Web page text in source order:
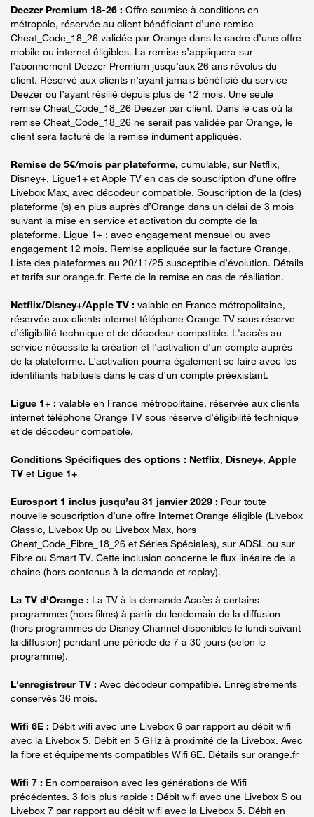
Deezer Premium 18-26 : Offre soumise à conditions en
métropole, réservée au client bénéficiant d’une remise
Cheat_Code_18_26 validée par Orange dans le cadre d’une offre
mobile ou internet éligibles. La remise s’appliquera sur
l’abonnement Deezer Premium jusqu’aux 26 ans révolus du
client. Réservé aux clients n’ayant jamais bénéficié du service
Deezer ou l’ayant résilié depuis plus de 12 mois. Une seule
remise Cheat_Code_18_26 Deezer par client. Dans le cas où la
remise Cheat_Code_18_26 ne serait pas validée par Orange, le
client sera facturé de la remise indument appliquée.
Remise de 5€/mois par plateforme, cumulable, sur Netflix,
Disney+, Ligue1+ et Apple TV en cas de souscription d’une offre
Livebox Max, avec décodeur compatible. Souscription de la (des)
plateforme (s) en plus auprès d’Orange dans un délai de 3 mois
suivant la mise en service et activation du compte de la
plateforme. Ligue 1+ : avec engagement mensuel ou avec
engagement 12 mois. Remise appliquée sur la facture Orange.
Liste des plateformes au 20/11/25 susceptible d’évolution. Détails
et tarifs sur orange.fr. Perte de la remise en cas de résiliation.
Netflix/Disney+/Apple TV : valable en France métropolitaine,
réservée aux clients internet téléphone Orange TV sous réserve
d’éligibilité technique et de décodeur compatible. L'accès au
service nécessite la création et l'activation d'un compte auprès
de la plateforme. L’activation pourra également se faire avec les
identifiants habituels dans le cas d’un compte préexistant.
Ligue 1+ : valable en France métropolitaine, réservée aux clients
internet téléphone Orange TV sous réserve d’éligibilité technique
et de décodeur compatible.
Conditions Spécifiques des options : Netflix, Disney+, Apple
TV et Ligue 1+
Eurosport 1 inclus jusqu’au 31 janvier 2029 : Pour toute
nouvelle souscription d’une offre Internet Orange éligible (Livebox
Classic, Livebox Up ou Livebox Max, hors
Cheat_Code_Fibre_18_26 et Séries Spéciales), sur ADSL ou sur
Fibre ou Smart TV. Cette inclusion concerne le flux linéaire de la
chaine (hors contenus à la demande et replay).
La TV d'Orange : La TV à la demande Accès à certains
programmes (hors films) à partir du lendemain de la diffusion
(hors programmes de Disney Channel disponibles le lundi suivant
la diffusion) pendant une période de 7 à 30 jours (selon le
programme).
L'enregistreur TV : Avec décodeur compatible. Enregistrements
conservés 36 mois.
Wifi 6E : Débit wifi avec une Livebox 6 par rapport au débit wifi
avec la Livebox 5. Débit en 5 GHz à proximité de la Livebox. Avec
la fibre et équipements compatibles Wifi 6E. Détails sur orange.fr
Wifi 7 : En comparaison avec les générations de Wifi
précédentes. 3 fois plus rapide : Débit wifi avec une Livebox S ou
Livebox 7 par rapport au débit wifi avec la Livebox 5. Débit en